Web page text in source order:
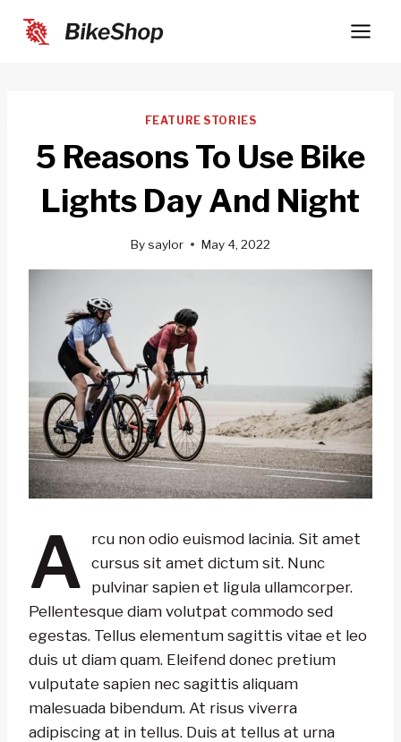
FEATURE STORIES
5 Reasons To Use Bike
Lights Day And Night
By saylor May 4, 2022
A
rcu non odio euismod lacinia. Sit amet
cursus sit amet dictum sit. Nunc
pulvinar sapien et ligula ullamcorper.
Pellentesque diam volutpat commodo sed
egestas. Tellus elementum sagittis vitae et leo
duis ut diam quam. Eleifend donec pretium
vulputate sapien nec sagittis aliquam
malesuada bibendum. At risus viverra
adipiscing at in tellus. Duis at tellus at urna